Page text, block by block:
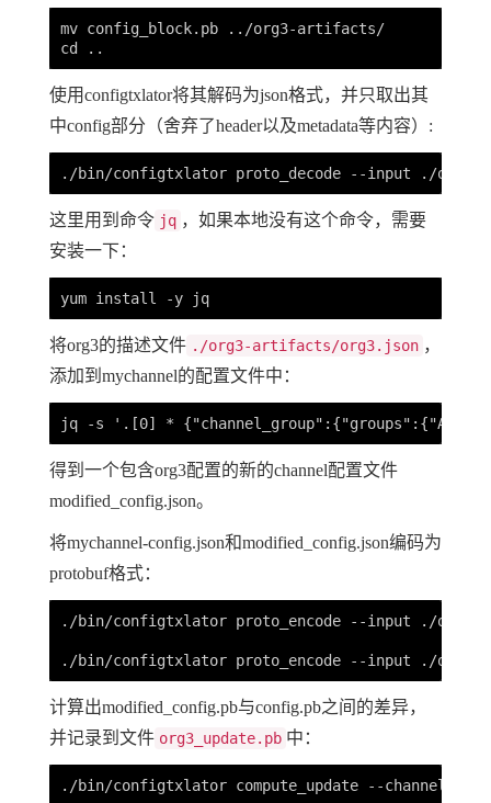
mv config_block.pb ../org3-artifacts/
使用configtxlator将其解码为json格式，并只取出其
中config部分（舍弃了header以及metadata等内容）:
这里用到命令 jq ，如果本地没有这个命令，需要
安装一下：
将org3的描述文件 ./org3-artifacts/org3.json ，
添加到mychannel的配置文件中：
得到一个包含org3配置的新的channel配置文件
modified_config.json。
将mychannel-config.json和modified_config.json编码为
protobuf格式：
./bin/configtxlator proto_encode --input ./org3-
计算出modified_config.pb与config.pb之间的差异，
并记录到文件 org3_update.pb 中：